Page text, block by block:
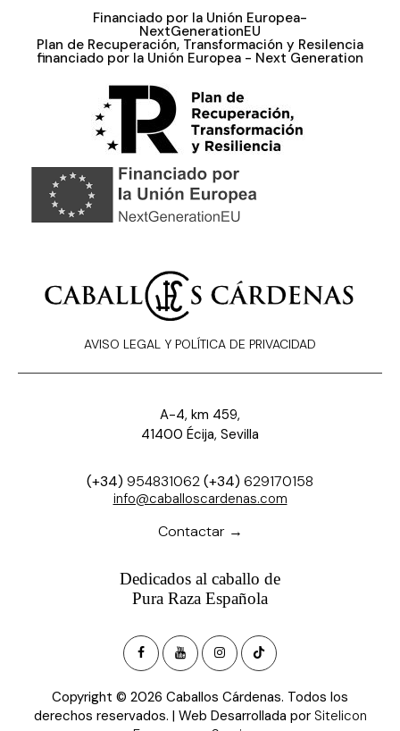
Financiado por la Unión Europea-
NextGenerationEU
Plan de Recuperación, Transformación y Resilencia
financiado por la Unión Europea - Next Generation
AVISO LEGAL Y POLÍTICA DE PRIVACIDAD
A-4, km 459,
41400 Écija, Sevilla
(+34) 954831062(+34) 629170158
info@caballoscardenas.com
Contactar →
Dedicados al caballo de
Pura Raza Española
Copyright © 2026 Caballos Cárdenas. Todos los
derechos reservados. | Web Desarrollada por Sitelicon